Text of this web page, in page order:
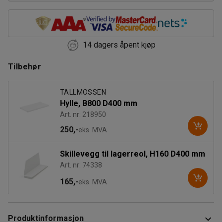
14 dagers åpent kjøp
Tilbehør
TALLMOSSEN
Hylle, B800 D400 mm
Art. nr: 218950
250,-eks. MVA
Skillevegg til lagerreol, H160 D400 mm
Art. nr: 74338
165,-eks. MVA
Produktinformasjon